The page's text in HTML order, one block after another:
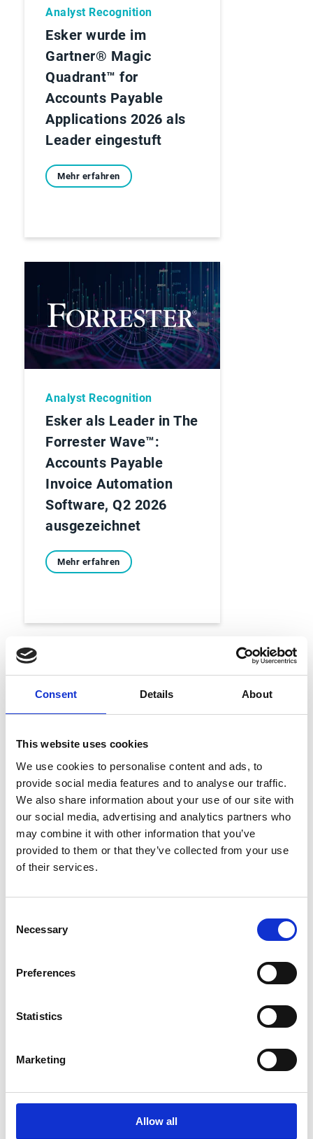
Consent Details About
This website uses cookies
We use cookies to personalise content and ads, to
provide social media features and to analyse our traffic.
We also share information about your use of our site with
our social media, advertising and analytics partners who
may combine it with other information that you’ve
provided to them or that they’ve collected from your use
of their services.
Selection
Necessary
Preferences
Statistics
Marketing
Allow all
Analyst Recognition
Esker wurde im
Gartner® Magic
Quadrant™ for
Accounts Payable
Applications 2026 als
Leader eingestuft
Mehr erfahren
Analyst Recognition
Esker als Leader in The
Forrester Wave™:
Accounts Payable
Invoice Automation
Software, Q2 2026
ausgezeichnet
Mehr erfahren
Analyst Recognition
Esker named in
Supplier Value
Management
Platforms Landscape,